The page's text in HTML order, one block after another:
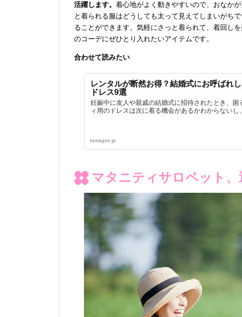
活躍します。 着心地がよく動きやすいので、おなか
と着られる服はどうしても太って見えてしまいがち
ることができます。気軽にさっと着られて、着回し
のコーデにぜひとり入れたいアイテムです。
合わせて読みたい
レンタルが断然お得？結婚式にお呼ばれ
ドレス9選
妊娠中に友人や親戚の結婚式に招待されたとき、
ィ用のドレスは次に着る機会があるかわからないし
tamagoo.jp
マタニティサロペット、